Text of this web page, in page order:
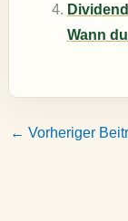
Wann
← Vorheriger